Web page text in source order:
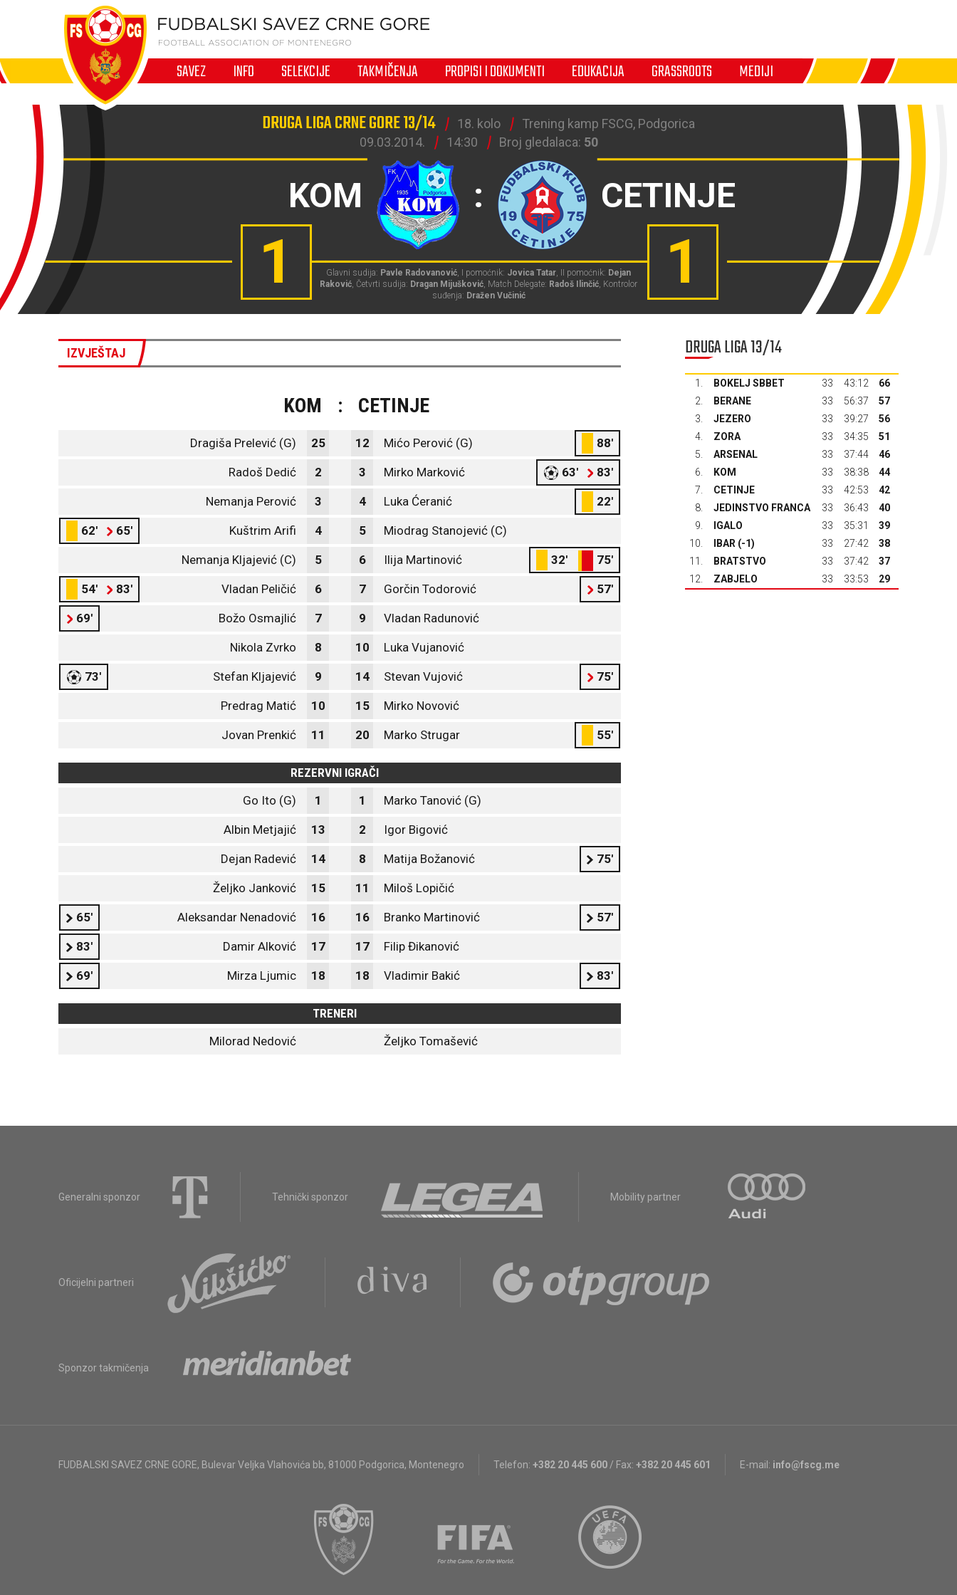
SAVEZ INFO SELEKCIJE TAKMIČENJA PROPISI I DOKUMENTI EDUKACIJA GRASSROOTS MEDIJI
DRUGA LIGA CRNE GORE 13/14 18. kolo
Trening kamp FSCG, Podgorica
09.03.2014.
14:30 Broj gledalaca: 50
KOM : CETINJE
1 1
Glavni sudija: Pavle Radovanović, I pomoćnik: Jovica Tatar, II pomoćnik: Dejan
Raković, Četvrti sudija: Dragan Mijušković, Match Delegate: Radoš Ilinčić, Kontrolor
suđenja: Dražen Vučinić
IZVJEŠTAJ
KOM : CETINJE
Dragiša Prelević (G) 25 12 Mićo Perović (G) 88'
Radoš Dedić 2 3 Mirko Marković 63' 83'
Nemanja Perović 3 4 Luka Ćeranić 22'
62' 65' Kuštrim Arifi 4 5 Miodrag Stanojević (C)
Nemanja Kljajević (C) 5 6 Ilija Martinović 32' 75'
54' 83' Vladan Peličić 6 7 Gorčin Todorović 57'
69' Božo Osmajlić 7 9 Vladan Radunović
Nikola Zvrko 8 10 Luka Vujanović
73' Stefan Kljajević 9 14 Stevan Vujović 75'
Predrag Matić 10 15 Mirko Novović
Jovan Prenkić 11 20 Marko Strugar 55'
REZERVNI IGRAČI
Go Ito (G)
1 1 Marko Tanović (G)
Albin Metjajić 13 2 Igor Bigović
Dejan Radević 14 8 Matija Božanović 75'
Željko Janković 15 11 Miloš Lopičić
65' Aleksandar Nenadović 16 16 Branko Martinović 57'
83' Damir Alković 17 17 Filip Đikanović
69' Mirza Ljumic 18 18 Vladimir Bakić 83'
TRENERI
Milorad Nedović
Željko Tomašević
DRUGA LIGA 13/14
1. BOKELJ SBBET 33 43:12
66
2.
BERANE 33 56:37
57
3.
JEZERO 33 39:27
56
4.
ZORA 33 34:35
51
5.
ARSENAL 33 37:44
46
6.
KOM 33 38:38
44
7.
CETINJE 33 42:53
42
8.
JEDINSTVO FRANCA 33 36:43
40
9.
IGALO 33 35:31
39
10.
IBAR (-1) 33 27:42
38
11.
BRATSTVO 33 37:42
37
12.
ZABJELO 33 33:53 29
Generalni sponzor Tehnički sponzor Mobility partner
Oficijelni partneri
Sponzor takmičenja
FUDBALSKI SAVEZ CRNE GORE, Bulevar Veljka Vlahovića bb, 81000 Podgorica, Montenegro Telefon: +382 20 445 600 / Fax: +382 20 445 601 E-mail: info@fscg.me